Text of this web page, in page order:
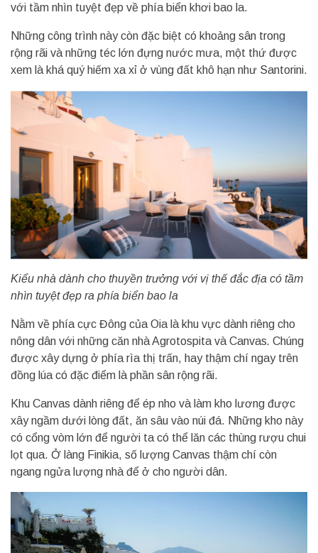
với tầm nhìn tuyệt đẹp về phía biển khơi bao la.
Những công trình này còn đặc biệt có khoảng sân trong
rộng rãi và những téc lớn đựng nước mưa, một thứ được
xem là khá quý hiếm xa xỉ ở vùng đất khô hạn như Santorini.
Kiểu nhà dành cho thuyền trưởng với vị thế đắc địa có tầm
nhìn tuyệt đẹp ra phía biển bao la
Nằm về phía cực Đông của Oia là khu vực dành riêng cho
nông dân với những căn nhà Agrotospita và Canvas. Chúng
được xây dựng ở phía rìa thị trấn, hay thậm chí ngay trên
đồng lúa có đặc điểm là phần sân rộng rãi.
Khu Canvas dành riêng để ép nho và làm kho lương được
xây ngầm dưới lòng đất, ăn sâu vào núi đá. Những kho này
có cổng vòm lớn để người ta có thể lăn các thùng rượu chui
lọt qua. Ở làng Finikia, số lượng Canvas thậm chí còn
ngang ngửa lượng nhà để ở cho người dân.